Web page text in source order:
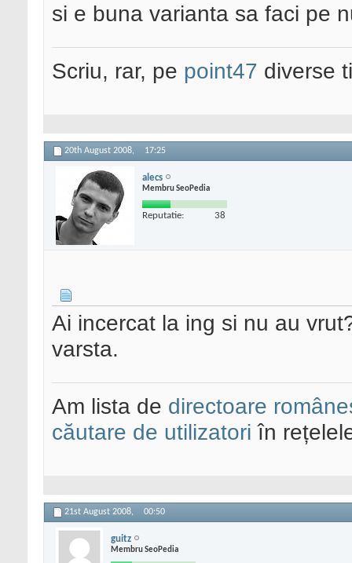
si e buna varianta sa faci pe
Scriu, rar, pe point47 diverse
20th August 2008, 17:25
alecs
Membru SeoPedia
Reputatie: 38
Ai incercat la ing si nu au
varsta.
Am lista de directoare
căutare de utilizatori în
21st August 2008, 00:50
guitz
Membru SeoPedia